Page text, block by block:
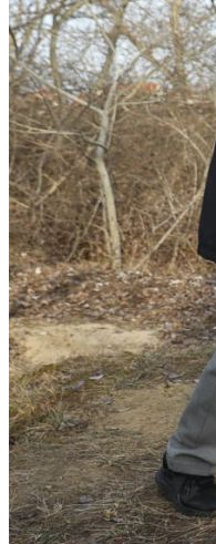
Magyar
English
Magyar
Keresés
Menu Menu